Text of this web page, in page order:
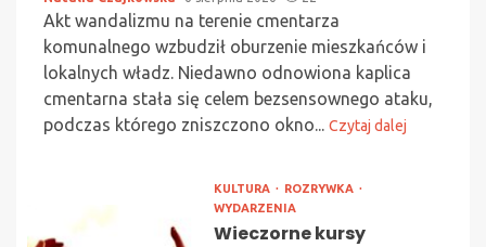
Akt wandalizmu na terenie cmentarza
komunalnego wzbudził oburzenie mieszkańców i
lokalnych władz. Niedawno odnowiona kaplica
cmentarna stała się celem bezsensownego ataku,
podczas którego zniszczono okno... Czytaj dalej
KULTURA
ROZRYWKA
WYDARZENIA
Wieczorne kursy